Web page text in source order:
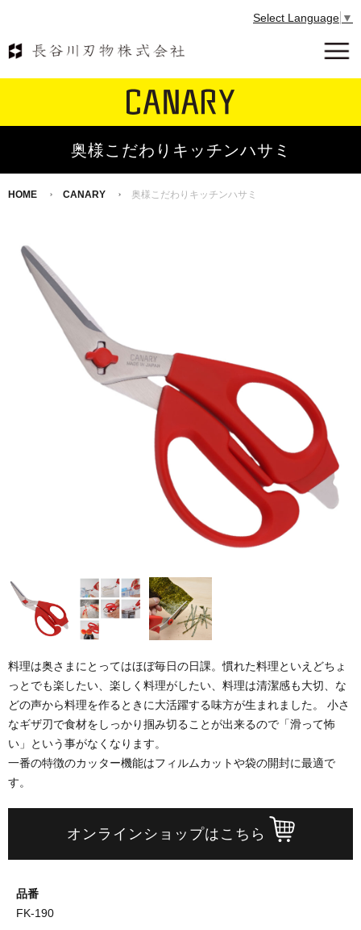
Select Language ▼
奥様こだわりキッチンハサミ
HOME CANARY 奥様こだわりキッチンハサミ
料理は奥さまにとってはほぼ毎日の日課。慣れた料理といえどちょ
っとでも楽したい、楽しく料理がしたい、料理は清潔感も大切、な
どの声から料理を作るときに大活躍する味方が生まれました。 小さ
なギザ刃で食材をしっかり掴み切ることが出来るので「滑って怖
い」という事がなくなります。
一番の特徴のカッター機能はフィルムカットや袋の開封に最適で
す。
オンラインショップはこちら
品番
FK-190